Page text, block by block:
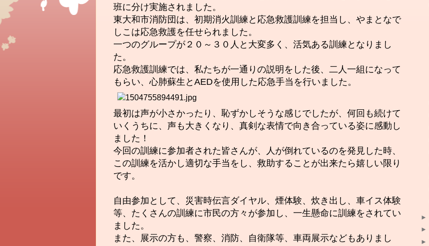
班に分け実施されました。
東大和市消防団は、初期消火訓練と応急救護訓練を担当し、やまとなで
しこは応急救護を任せられました。
一つのグループが２０～３０人と大変多く、活気ある訓練となりまし
た。
応急救護訓練では、私たちが一通りの説明をした後、二人一組になって
もらい、心肺蘇生とAEDを使用した応急手当を行いました。
最初は声が小さかったり、恥ずかしそうな感じでしたが、何回も続けて
いくうちに、声も大きくなり、真剣な表情で向き合っている姿に感動し
ました！
今回の訓練に参加者された皆さんが、人が倒れているのを発見した時、
この訓練を活かし適切な手当をし、救助することが出来たら嬉しい限り
です。
自由参加として、災害時伝言ダイヤル、煙体験、炊き出し、車イス体験
等、たくさんの訓練に市民の方々が参加し、一生懸命に訓練を されてい
ました。
また、展示の方も、警察、消防、自衛隊等、車両展示などもありまし
►
►
►